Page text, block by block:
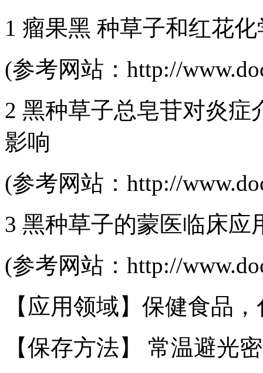
1 瘤果黑 种草子和红花
(参考网站：http://
2 黑种草子总皂苷对炎症
影响
(参考网站：http://
3 黑种草子的蒙医临床应
(参考网站：http://
【应用领域】保健食品
【保存方法】 常温避光